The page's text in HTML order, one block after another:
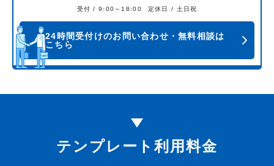
受付 / 9:00～18:00 定休日 / 土日祝
24時間受付けのお問い合わせ・無料相談は
こちら
テンプレート利用料金